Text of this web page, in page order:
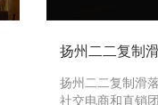
扬州二二复制滑
扬州二二复制滑
社交电商和直销